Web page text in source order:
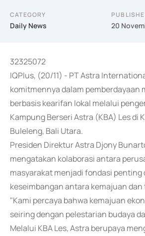
CATEGORY
Daily News 20
32325072
IQPlus, (20/11) - PT Astra
komitmennya dalam pemberdayaan
berbasis kearifan lokal melalui
Kampung Berseri Astra (KBA) Les di
Buleleng, Bali Utara.
Presiden Direktur Astra Djony
mengatakan kolaborasi antara
masyarakat menjadi fondasi penting
keseimbangan antara kemajuan dan
"Kami percaya bahwa kemajuan
seiring dengan pelestarian budaya
Melalui KBA Les, Astra berupaya